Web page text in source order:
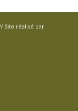
Site réalisé par